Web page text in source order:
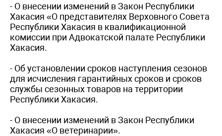
- О внесении изменений в Закон Республики
Хакасия «О представителях Верховного Совета
Республики Хакасия в квалификационной
комиссии при Адвокатской палате Республики
Хакасия.
- Об установлении сроков наступления сезонов
для исчисления гарантийных сроков и сроков
службы сезонных товаров на территории
Республики Хакасия.
- О внесении изменений в Закон Республики
Хакасия «О ветеринарии».